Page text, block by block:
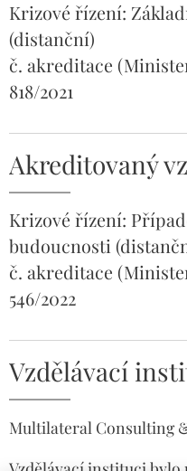
Krizové řízení:
(distanční)
č. akreditace
818/2021
Akreditovaný
Krizové řízení:
budoucnosti
č. akreditace
546/2022
Vzdělávací
Multilateral Consulting